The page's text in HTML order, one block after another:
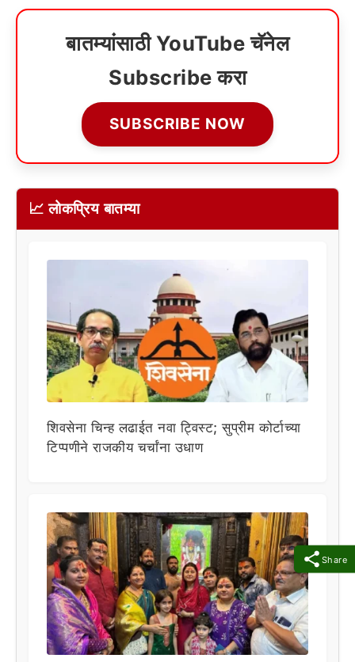
Share
बातम्यांसाठी YouTube चॅनेल
Subscribe करा
SUBSCRIBE NOW
📈 लोकप्रिय बातम्या
शिवसेना चिन्ह लढाईत नवा ट्विस्ट; सुप्रीम कोर्टाच्या
टिप्पणीने राजकीय चर्चांना उधाण